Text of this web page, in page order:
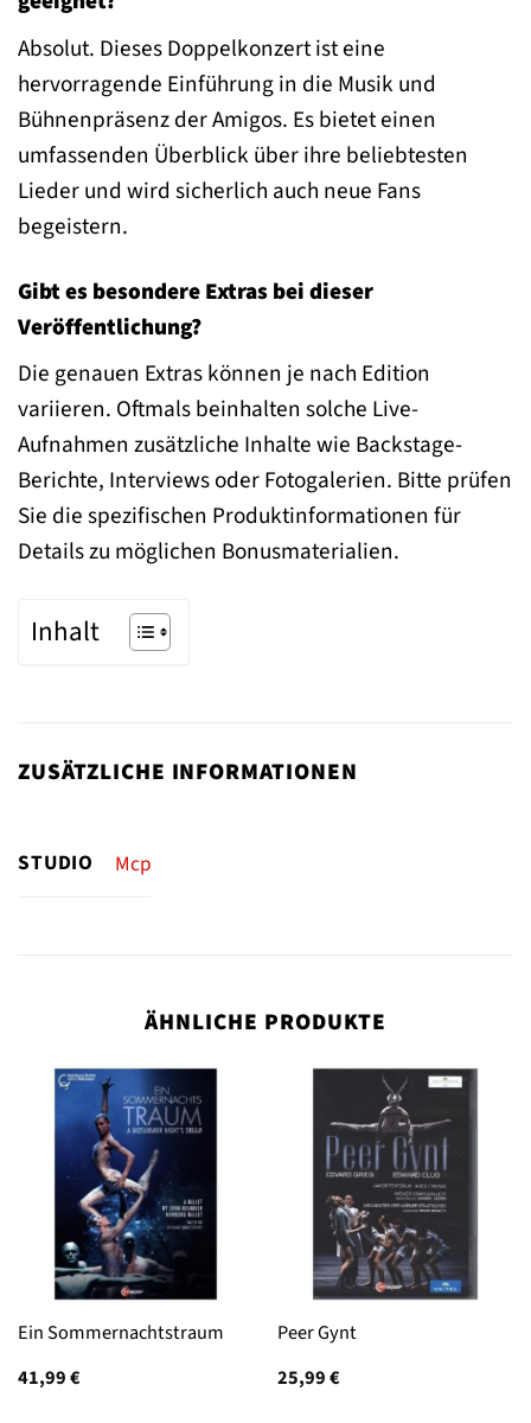
Absolut. Dieses Doppelkonzert ist eine
hervorragende Einführung in die Musik und
Bühnenpräsenz der Amigos. Es bietet einen
umfassenden Überblick über ihre beliebtesten
Lieder und wird sicherlich auch neue Fans
begeistern.
Gibt es besondere Extras bei dieser
Veröffentlichung?
Die genauen Extras können je nach Edition
variieren. Oftmals beinhalten solche Live-
Aufnahmen zusätzliche Inhalte wie Backstage-
Berichte, Interviews oder Fotogalerien. Bitte prüfen
Sie die spezifischen Produktinformationen für
Details zu möglichen Bonusmaterialien.
Inhalt
ZUSÄTZLICHE INFORMATIONEN
STUDIO Mcp
ÄHNLICHE PRODUKTE
Ein Sommernachtstraum
41,99€
Peer Gynt
25,99€